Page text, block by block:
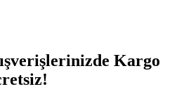
Kargo